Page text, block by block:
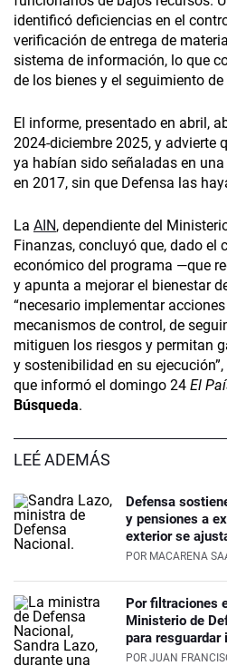
identificó deficiencias en el
verificación de entrega de
sistema de información, lo que
de los bienes y el seguimiento
El informe, presentado en abril,
2024-diciembre 2025, y advierte
ya habían sido señaladas en
en 2017, sin que Defensa las
La AIN, dependiente del
Finanzas, concluyó que, dado el
económico del programa —que
y apunta a mejorar el bienestar
“necesario implementar
mecanismos de control, de
mitiguen los riesgos y permitan
y sostenibilidad en su
que informó el domingo 24 El
Búsqueda.
LEÉ ADEMÁS
Defensa
y pensiones a
exterior se
POR MACARENA
Por filtraciones
Ministerio de
para resguardar
POR JUAN